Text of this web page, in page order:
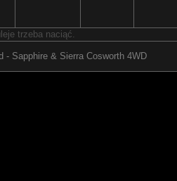
trzeba naciąć.
- Sapphire & Sierra Cosworth 4WD